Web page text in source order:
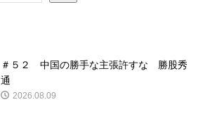
＃５２ 中国の勝手な主張許すな 勝股秀
通
2026.08.09